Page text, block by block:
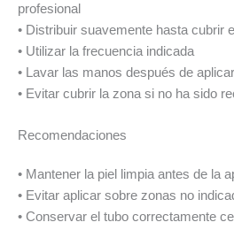
profesional
• Distribuir suavemente hasta cubrir
• Utilizar la frecuencia indicada
• Lavar las manos después de aplicar
• Evitar cubrir la zona si no ha sido
Recomendaciones
• Mantener la piel limpia antes de la
• Evitar aplicar sobre zonas no
• Conservar el tubo correctamente